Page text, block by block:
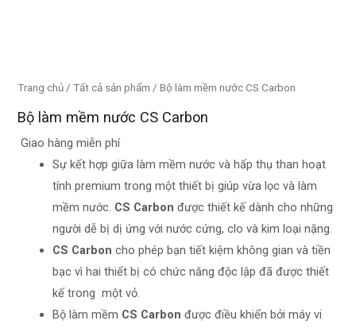
Trang chủ /Tất cả sản phẩm / Bộ làm mềm nước CS Carbon
Bộ làm mềm nước CS Carbon
Giao hàng miễn phí
Sự kết hợp giữa làm mềm nước và hấp thụ than hoạt
tính premium trong một thiết bị giúp vừa lọc và làm
mềm nước. CS Carbon được thiết kế dành cho những
người dễ bị dị ứng với nước cứng, clo và kim loại nặng.
CS Carbon cho phép bạn tiết kiệm không gian và tiền
bạc vì hai thiết bị có chức năng độc lập đã được thiết
kế trong một vỏ.
Bộ làm mềm CS Carbon được điều khiển bởi máy vi